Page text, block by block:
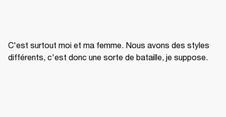
C'est surtout moi et ma femme. Nous avons des styles
différents, c'est donc une sorte de bataille, je suppose.